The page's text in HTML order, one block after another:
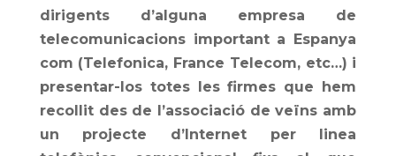
dirigents d’alguna empresa de
telecomunicacions important a Espanya
com (Telefonica, France Telecom, etc…) i
presentar-los totes les firmes que hem
recollit des de l’associació de veïns amb
un projecte d’Internet per linea